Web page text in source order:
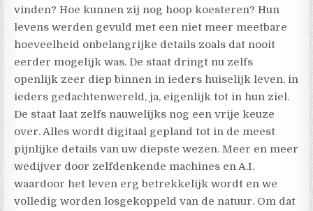
vinden? Hoe kunnen zij nog hoop koesteren? Hun
levens werden gevuld met een niet meer meetbare
hoeveelheid onbelangrijke details zoals dat nooit
eerder mogelijk was. De staat dringt nu zelfs
openlijk zeer diep binnen in ieders huiselijk leven, in
ieders gedachtenwereld, ja, eigenlijk tot in hun ziel.
De staat laat zelfs nauwelijks nog een vrije keuze
over. Alles wordt digitaal gepland tot in de meest
pijnlijke details van uw diepste wezen. Meer en meer
wedijver door zelfdenkende machines en A.I.
waardoor het leven erg betrekkelijk wordt en we
volledig worden losgekoppeld van de natuur. Om dat